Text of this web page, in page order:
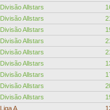
Divisão Allstars
Divisão Allstars
Divisão Allstars
Divisão Allstars
Divisão Allstars
Divisão Allstars
Divisão Allstars
Divisão Allstars
Divisão Allstars
Liga A